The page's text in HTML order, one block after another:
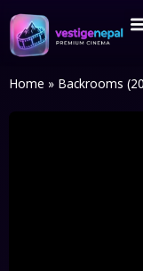
Home » Backrooms